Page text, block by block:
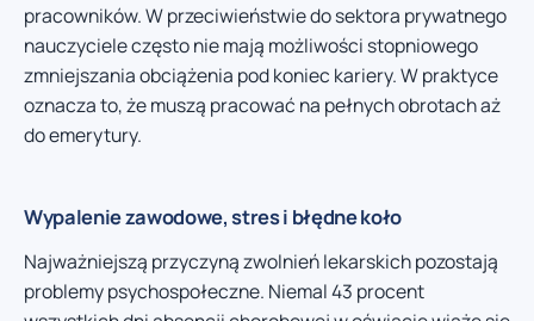
pracowników. W przeciwieństwie do sektora prywatnego
nauczyciele często nie mają możliwości stopniowego
zmniejszania obciążenia pod koniec kariery. W praktyce
oznacza to, że muszą pracować na pełnych obrotach aż
do emerytury.
Wypalenie zawodowe, stres i błędne koło
Najważniejszą przyczyną zwolnień lekarskich pozostają
problemy psychospołeczne. Niemal 43 procent